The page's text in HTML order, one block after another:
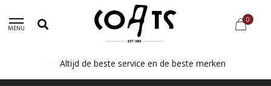
MENU
0
Altijd de beste service en de beste merken